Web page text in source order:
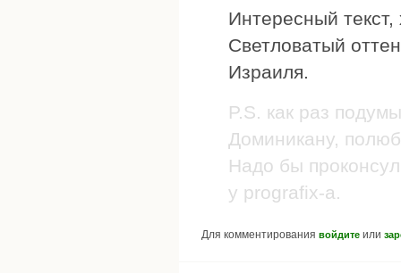
Интересный
Светловатый
Израиля.
P.S. как раз
Доминикану,
Надо бы
у prografix-а.
Для комментирования войдите или